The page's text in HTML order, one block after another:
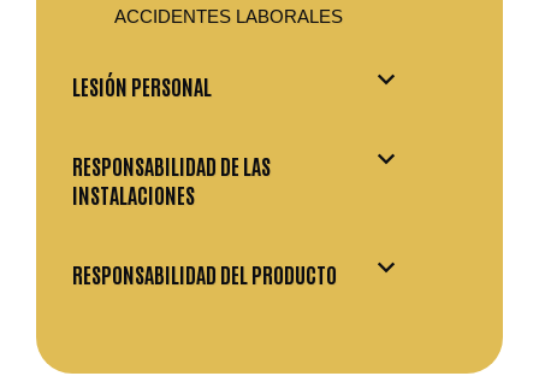
ACCIDENTES LABORALES
LESIÓN PERSONAL
RESPONSABILIDAD DE LAS
INSTALACIONES
RESPONSABILIDAD DEL PRODUCTO